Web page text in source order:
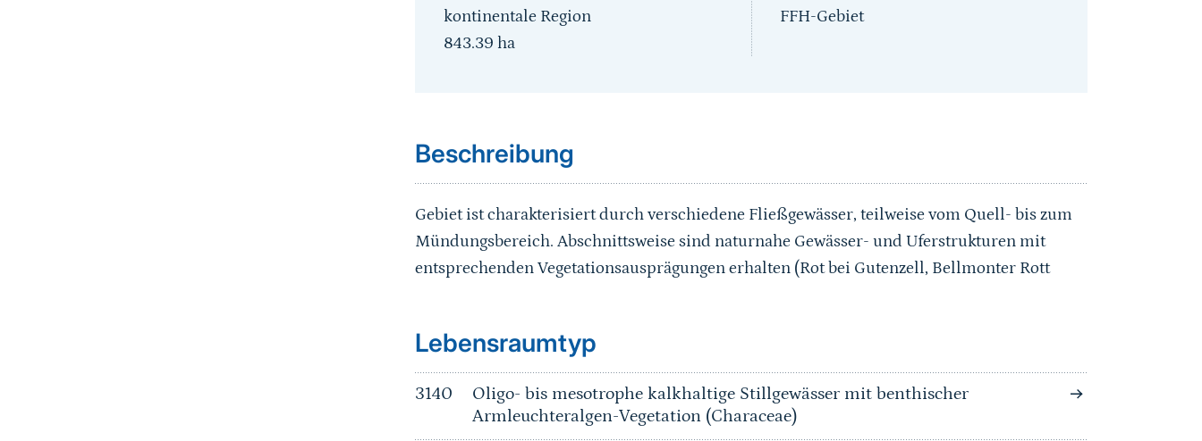
kontinentale Region
843.39 ha
FFH-Gebiet
Beschreibung
Gebiet ist charakterisiert durch verschiedene Fließgewässer, teilweise vom Quell- bis zum
Mündungsbereich. Abschnittsweise sind naturnahe Gewässer- und Uferstrukturen mit
entsprechenden Vegetationsausprägungen erhalten (Rot bei Gutenzell, Bellmonter Rott
Sprungmarke
Lebensraumtyp
3140
Oligo- bis mesotrophe kalkhaltige Stillgewässer mit benthischer
Armleuchteralgen-Vegetation (Characeae)